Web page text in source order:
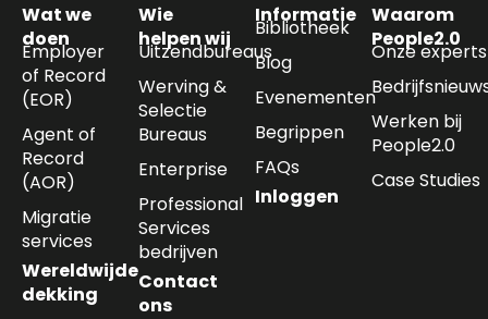
Wat we
doen
Employer
of Record
(EOR)
Agent of
Record
(AOR)
Migratie
services
Wereldwijde
dekking
Wie
helpen wij
Uitzendbureaus
Werving &
Selectie
Bureaus
Enterprise
Professional
Services
bedrijven
Contact
ons
Informatie
Bibliotheek
Blog
Evenementen
Begrippen
FAQs
Inloggen
Waarom
People2.0
Onze experts
Werken bij
People2.0
Case Studies